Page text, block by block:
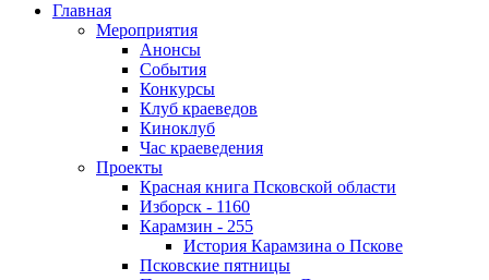
Главная
Мероприятия
Анонсы
События
Конкурсы
Клуб краеведов
Киноклуб
Час краеведения
Проекты
Красная книга Псковской области
Изборск - 1160
Карамзин - 255
История Карамзина о Пскове
Псковские пятницы